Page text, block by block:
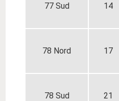
77 Sud 14
78 Nord 17
78 Sud 21